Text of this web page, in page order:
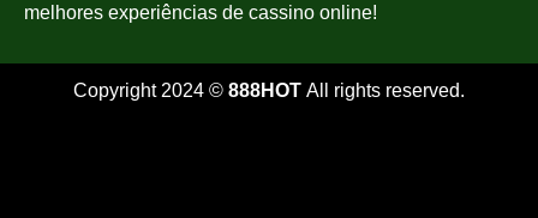
melhores experiências de cassino online!
Copyright 2024 © 888HOT All rights reserved.